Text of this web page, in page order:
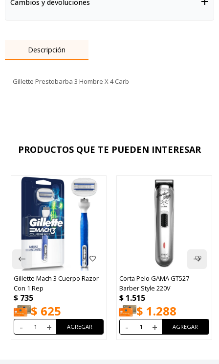
Cambios y devoluciones
Descripción
Gillette Prestobarba 3 Hombre X 4 Carb
PRODUCTOS QUE TE PUEDEN INTERESAR
Gillette Mach 3 Cuerpo Razor
Con 1 Rep
$ 735
$ 625
- +
Corta Pelo GAMA GT527
Barber Style 220V
$ 1.515
$ 1.288
- +